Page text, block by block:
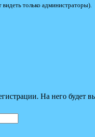
только администраторы).
На него будет